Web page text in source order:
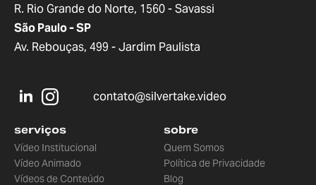
R. Rio Grande do Norte, 1560 - Savassi
São Paulo - SP
Av. Rebouças, 499 - Jardim Paulista
contato@silvertake.video
serviços
Vídeo Institucional
Vídeo Animado
Vídeos de Conteúdo
sobre
Quem Somos
Política de Privacidade
Blog